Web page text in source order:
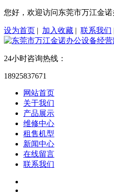
您好，欢迎访问东莞市万江金
设为首页 | 加入收藏 | 联系我们
24小时咨询热线：
18925837671
网站首页
关于我们
产品展示
维修中心
租售机型
新闻中心
在线留言
联系我们